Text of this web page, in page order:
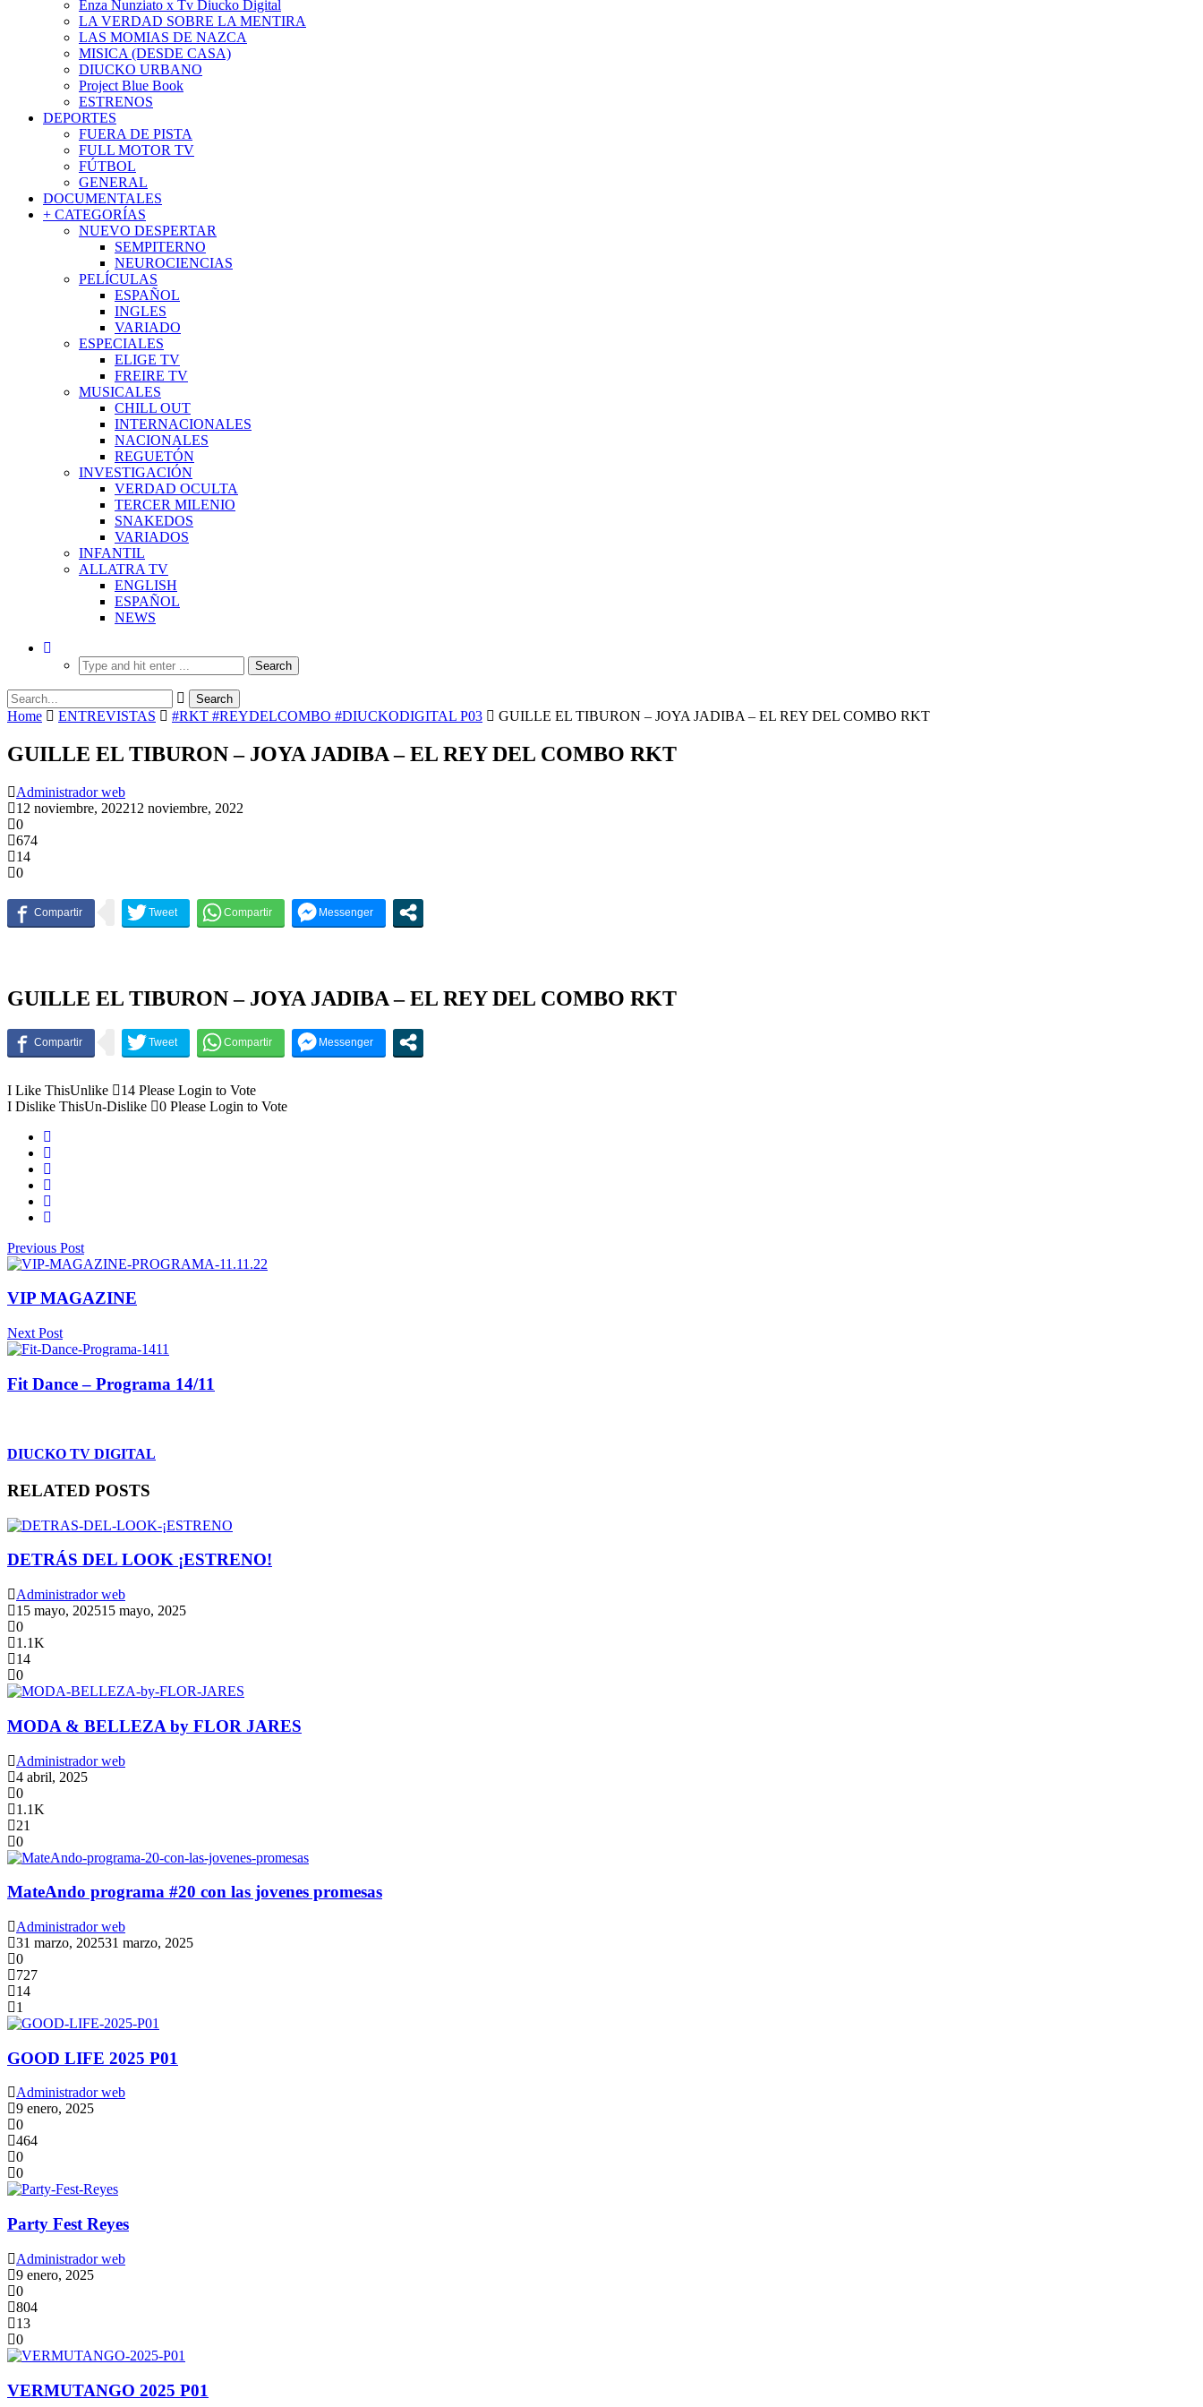
Enza Nunziato x Tv Diucko Digital
LA VERDAD SOBRE LA MENTIRA
LAS MOMIAS DE NAZCA
MISICA (DESDE CASA)
DIUCKO URBANO
Project Blue Book
ESTRENOS
DEPORTES
FUERA DE PISTA
FULL MOTOR TV
FÚTBOL
GENERAL
DOCUMENTALES
+ CATEGORÍAS
NUEVO DESPERTAR
SEMPITERNO
NEUROCIENCIAS
PELÍCULAS
ESPAÑOL
INGLES
VARIADO
ESPECIALES
ELIGE TV
FREIRE TV
MUSICALES
CHILL OUT
INTERNACIONALES
NACIONALES
REGUETÓN
INVESTIGACIÓN
VERDAD OCULTA
TERCER MILENIO
SNAKEDOS
VARIADOS
INFANTIL
ALLATRA TV
ENGLISH
ESPAÑOL
NEWS
Home ENTREVISTAS #RKT #REYDELCOMBO #DIUCKODIGITAL P03 GUILLE EL TIBURON – JOYA JADIBA – EL REY DEL COMBO RKT
GUILLE EL TIBURON – JOYA JADIBA – EL REY DEL COMBO RKT
Administrador web
12 noviembre, 202212 noviembre, 2022
0
674
14
0
GUILLE EL TIBURON – JOYA JADIBA – EL REY DEL COMBO RKT
I Like ThisUnlike 14 Please Login to Vote
I Dislike ThisUn-Dislike 0 Please Login to Vote
Previous Post
VIP MAGAZINE
Next Post
Fit Dance – Programa 14/11
DIUCKO TV DIGITAL
RELATED POSTS
DETRÁS DEL LOOK ¡ESTRENO!
Administrador web
15 mayo, 202515 mayo, 2025
0
1.1K
14
0
MODA & BELLEZA by FLOR JARES
Administrador web
4 abril, 2025
0
1.1K
21
0
MateAndo programa #20 con las jovenes promesas
Administrador web
31 marzo, 202531 marzo, 2025
0
727
14
1
GOOD LIFE 2025 P01
Administrador web
9 enero, 2025
0
464
0
0
Party Fest Reyes
Administrador web
9 enero, 2025
0
804
13
0
VERMUTANGO 2025 P01